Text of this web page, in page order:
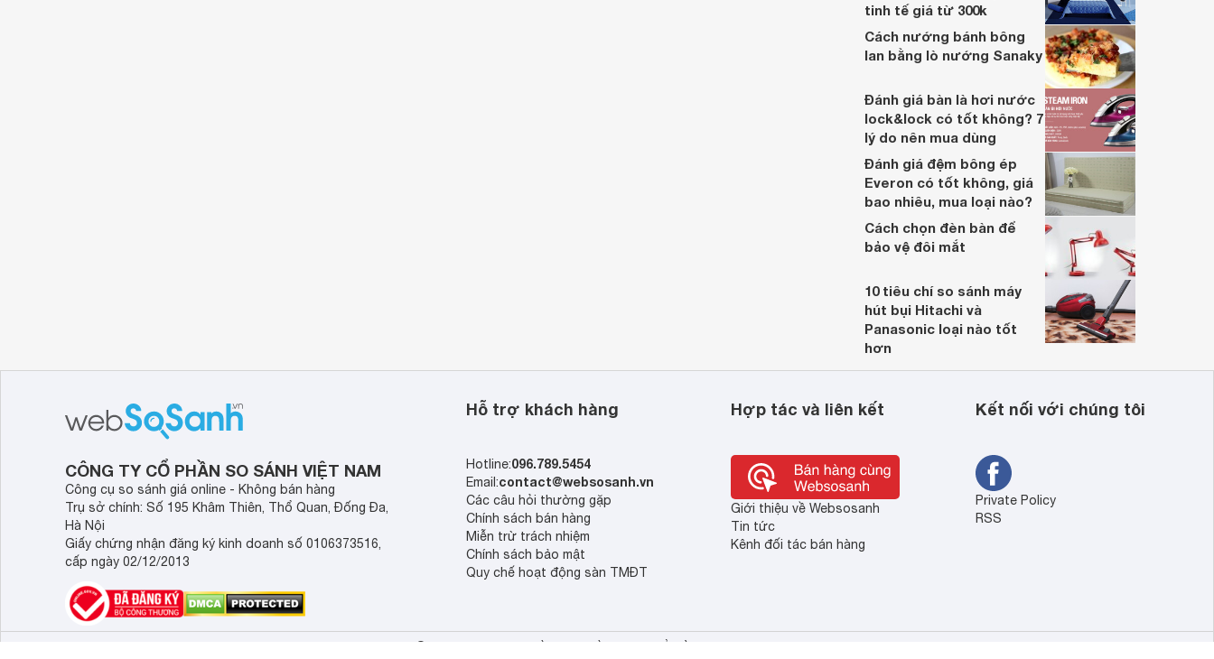
tinh tế giá từ 300k
Cách nướng bánh bông
lan bằng lò nướng Sanaky
Đánh giá bàn là hơi nước
lock&lock có tốt không? 7
lý do nên mua dùng
Đánh giá đệm bông ép
Everon có tốt không, giá
bao nhiêu, mua loại nào?
Cách chọn đèn bàn để
bảo vệ đôi mắt
10 tiêu chí so sánh máy
hút bụi Hitachi và
Panasonic loại nào tốt
hơn
CÔNG TY CỔ PHẦN SO SÁNH VIỆT NAM
Công cụ so sánh giá online - Không bán hàng
Trụ sở chính: Số 195 Khâm Thiên, Thổ Quan, Đống Đa,
Hà Nội
Giấy chứng nhận đăng ký kinh doanh số 0106373516,
cấp ngày 02/12/2013
Hỗ trợ khách hàng
Hotline:096.789.5454
Email:contact@websosanh.vn
Các câu hỏi thường gặp
Chính sách bán hàng
Miễn trừ trách nhiệm
Chính sách bảo mật
Quy chế hoạt động sàn TMĐT
Hợp tác và liên kết
Giới thiệu về Websosanh
Tin tức
Kênh đối tác bán hàng
Kết nối với chúng tôi
Private Policy
RSS
© 2013 - 2023 Bản quyền thuộc về Công ty cổ phần So Sánh Việt Nam